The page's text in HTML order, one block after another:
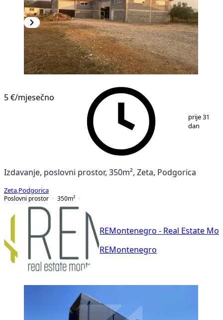
5 €/mjesečno
prije 31
dan
Izdavanje, poslovni prostor, 350m², Zeta, Podgorica
Zeta Podgorica
Poslovni prostor
350m²
REMontenegro - Real Estate
REMontenegro